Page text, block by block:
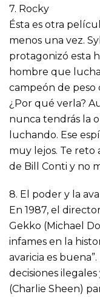
7. Rocky
Ésta es otra
menos una vez.
protagonizó esta
hombre que
campeón de peso
¿Por qué verla?
nunca tendrás la
luchando. Ese
muy lejos. Te reto
de Bill Conti y no
8. El poder y la
En 1987, el
Gekko (Michael
infames en la
avaricia es
decisiones
(Charlie Sheen)